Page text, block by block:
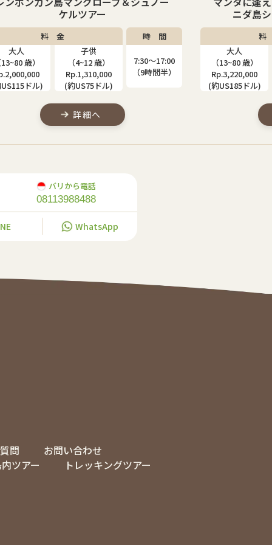
ニダ島シュノーケリングツアー
料 金
大人
歳）
ドル)
子供
（9~12 歳）
Rp.2,520,000
(約US145ドル)
時 間
7:30〜17:00
（9時間半）
詳細へ
料
大人
（13~80 歳）
Rp.2,610,000
(約US150ドル)
バリから電話
08113988488
WhatsApp
問
お問い合わせ
ツアー
トレッキングツアー